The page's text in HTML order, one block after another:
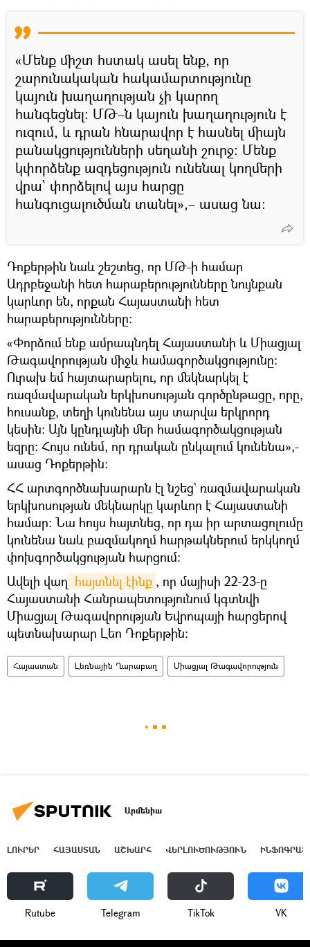
«Մենք միշտ հստակ ասել ենք, որ
շարունակական հակամարտությունը
կայուն խաղաղության չի կարող
հանգեցնել։ ՄԹ–ն կայուն խաղաղություն է
ուզում, և դրան հնարավոր է հասնել միայն
բանակցությունների սեղանի շուրջ։ Մենք
կփորձենք ազդեցություն ունենալ կողմերի
վրա՝ փորձելով այս հարցը
հանգուցալուծման տանել»,– ասաց նա։
Դոքերթին նաև շեշտեց, որ ՄԹ-ի համար
Ադրբեջանի հետ հարաբերությունները նույնքան
կարևոր են, որքան Հայաստանի հետ
հարաբերությունները։
«Փորձում ենք ամրապնդել Հայաստանի և Միացյալ
Թագավորության միջև համագործակցությունը։
Ուրախ եմ հայտարարելու, որ մեկնարկել է
ռազմավարական երկխոսության գործընթացը, որը,
հուսանք, տեղի կունենա այս տարվա երկրորդ
կեսին։ Այն կընդլայնի մեր համագործակցության
եզրը։ Հույս ունեմ, որ դրական ընկալում կունենա»,-
ասաց Դոքերթին։
ՀՀ արտգործնախարարն էլ նշեց` ռազմավարական
երկխոսության մեկնարկը կարևոր է Հայաստանի
համար։ Նա հույս հայտնեց, որ դա իր արտացոլումը
կունենա նաև բազմակողմ հարթակներում երկկողմ
փոխգործակցության հարցում։
Ավելի վաղ հայտնել էինք , որ մայիսի 22-23-ը
Հայաստանի Հանրապետությունում կգտնվի
Միացյալ Թագավորության Եվրոպայի հարցերով
պետնախարար Լեո Դոքերթին։
Հայաստան Լեռնային Ղարաբաղ Միացյալ Թագավորություն
Արմենիա
ԼՈՒՐԵՐ ՀԱՅԱՍՏԱՆ ԱՇԽԱՐՀ ՎԵՐԼՈՒԾՈՒԹՅՈՒՆ
Rutube Telegram ТikТоk VK